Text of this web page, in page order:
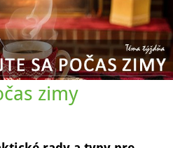
zimy